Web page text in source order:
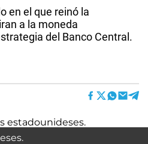
en el que reinó la
a la moneda
del Banco Central.